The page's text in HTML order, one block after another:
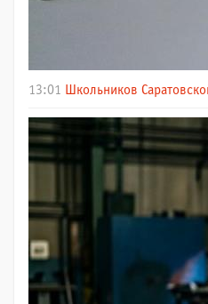
13:01 Школьников